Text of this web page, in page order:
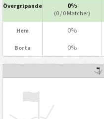
Övergripande 0%
(0 / 0 Matcher)
Hem 0%
Borta 0%